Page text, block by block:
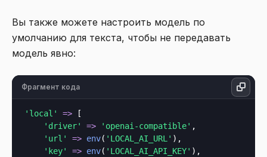
Вы также можете настроить модель по
умолчанию для текста, чтобы не передавать
модель явно:
Фрагмент кода
'local' => [
'driver'
=> 'openai-compatible' ,
'url'
=> env( 'LOCAL_AI_URL' ),
'key'
=> env( 'LOCAL_AI_API_KEY' ),